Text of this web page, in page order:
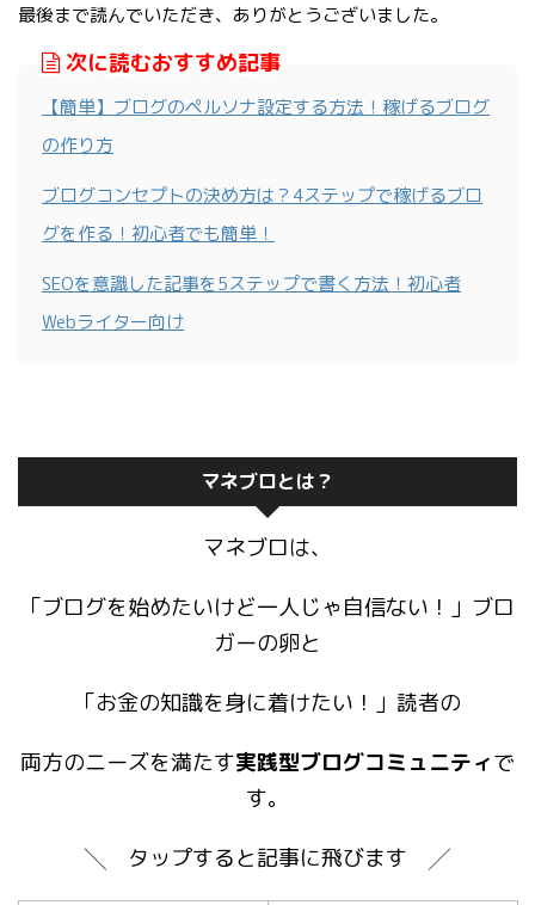
最後まで読んでいただき、ありがとうございました。
次に読むおすすめ記事
【簡単】ブログのペルソナ設定する方法！稼げるブログ
の作り方
ブログコンセプトの決め方は？4ステップで稼げるブロ
グを作る！初心者でも簡単！
SEOを意識した記事を5ステップで書く方法！初心者
Webライター向け
マネブロとは？
マネブロは、
「ブログを始めたいけど一人じゃ自信ない！」ブロ
ガーの卵と
「お金の知識を身に着けたい！」読者の
両方のニーズを満たす実践型ブログコミュニティで
す。
╲ タップすると記事に飛びます ╱